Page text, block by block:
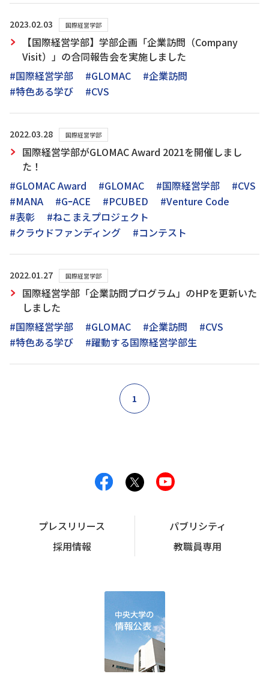
2023.02.03 国際経営学部
【国際経営学部】学部企画「企業訪問（Company
Visit）」の合同報告会を実施しました
#国際経営学部
#GLOMAC
#企業訪問
#特色ある学び
#CVS
2022.03.28 国際経営学部
国際経営学部がGLOMAC Award 2021を開催しまし
た！
#GLOMAC Award
#GLOMAC #国際経営学部
#CVS
#MANA
#GｰACE #PCUBED
#Venture Code
#表彰
#ねこまえプロジェクト
#クラウドファンディング
#コンテスト
2022.01.27 国際経営学部
国際経営学部「企業訪問プログラム」のHPを更新いた
しました
#国際経営学部
#GLOMAC #企業訪問
#CVS
#特色ある学び
#躍動する国際経営学部生
1
プレスリリース
パブリシティ
採用情報
教職員専用